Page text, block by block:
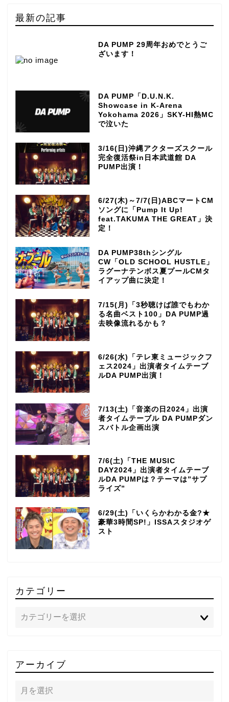
最新の記事
DA PUMP 29周年おめでとうご
ざいます！
DA PUMP「D.U.N.K.
Showcase in K-Arena
Yokohama 2026」SKY-HI熱MC
で泣いた
3/16(日)沖縄アクターズスクール
完全復活祭in日本武道館 DA
PUMP出演！
6/27(木)～7/7(日)ABCマートCM
ソングに「Pump It Up!
feat.TAKUMA THE GREAT」決
定！
DA PUMP38thシングル
CW「OLD SCHOOL HUSTLE」
ラグーナテンボス夏プールCMタ
イアップ曲に決定！
7/15(月)「3秒聴けば誰でもわか
る名曲ベスト100」DA PUMP過
去映像流れるかも？
6/26(水)「テレ東ミュージックフ
ェス2024」出演者タイムテーブ
ルDA PUMP出演！
7/13(土)「音楽の日2024」出演
者タイムテーブル DA PUMPダン
スバトル企画出演
7/6(土)「THE MUSIC
DAY2024」出演者タイムテーブ
ルDA PUMPは？テーマは”サプ
ライズ”
6/29(土)「いくらかわかる金?★
豪華3時間SP!」ISSAスタジオゲ
スト
カテゴリー
アーカイブ